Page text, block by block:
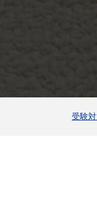
受験